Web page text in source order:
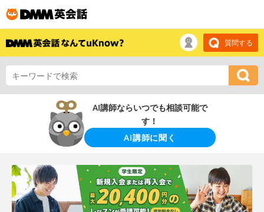
質問する
AI講師ならいつでも相談可能で
す！
AI講師に聞く